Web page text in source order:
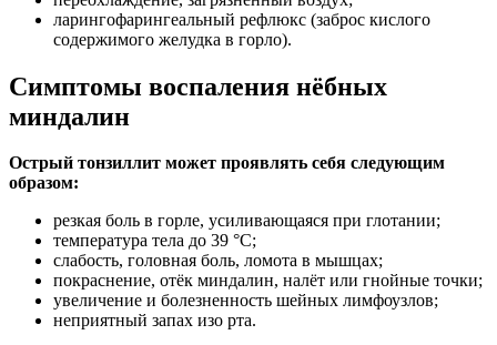
ларингофарингеальный рефлюкс (заброс кислого
содержимого желудка в горло).
Симптомы воспаления нёбных
миндалин
Острый тонзиллит может проявлять себя следующим
образом:
резкая боль в горле, усиливающаяся при глотании;
температура тела до 39 °C;
слабость, головная боль, ломота в мышцах;
покраснение, отёк миндалин, налёт или гнойные точки;
увеличение и болезненность шейных лимфоузлов;
неприятный запах изо рта.